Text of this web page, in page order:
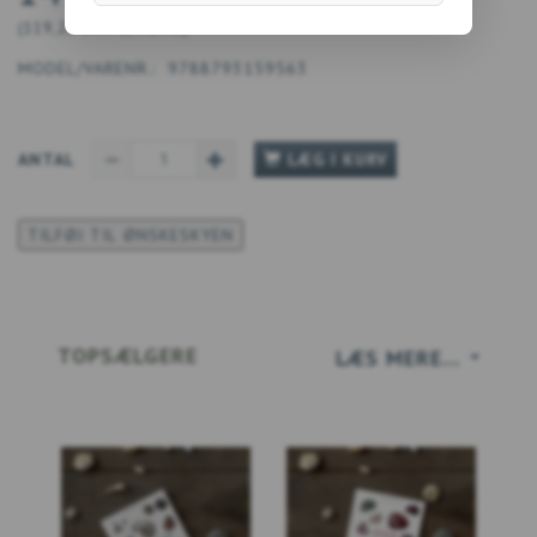
119,20 DKK
MODEL/VARENR.: 9788793159563
ANTAL LÆG I KURV
TILFØJ TIL ØNSKESKYEN
LÆS MERE...
TOPSÆLGERE